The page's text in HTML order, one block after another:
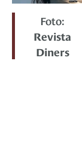
Foto:
Revista
Diners